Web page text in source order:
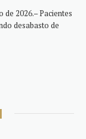
de 2026.– Pacientes
desabasto de